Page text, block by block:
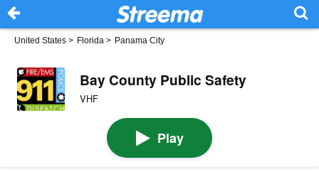
United States > Florida > Panama City
Bay County Public Safety
VHF
Play